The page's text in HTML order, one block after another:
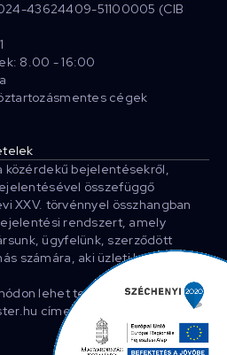
43624409-51100005 (CIB
8.00 - 16:00
cégek
közérdekű bejelentésekről,
összefüggő
XXV. törvénnyel összhangban
rendszert, amely
ügyfelünk, szerződött
számára, aki üzleti kapcsolatba
lehet tenni: E-mailben a
címen